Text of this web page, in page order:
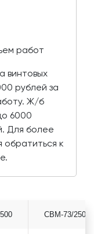
работ
винтовых
рублей за
Ж/б
6000
Для более
к
СВМ-73/